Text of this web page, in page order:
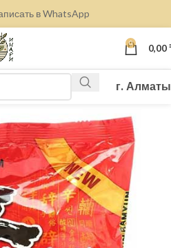
в WhatsApp
0 0,00
г. Алматы